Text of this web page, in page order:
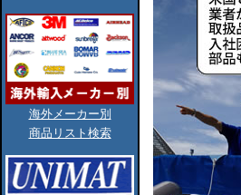
海外メーカー別
商品リスト検索